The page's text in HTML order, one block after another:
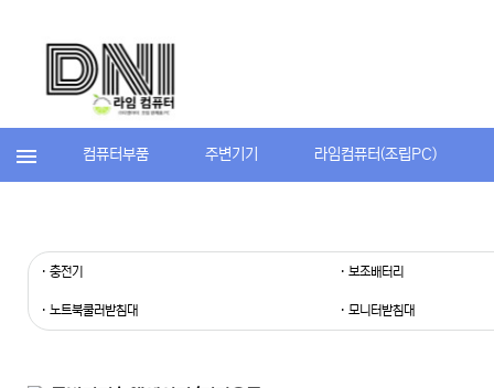
컴퓨터부품 주변기기 라임컴퓨터(조립PC)
· 충전기 · 보조배터리
· 노트북쿨러받침대 · 모니터받침대